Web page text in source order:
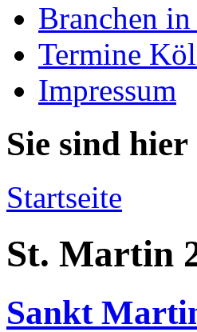
Branchen
Termine
Impressum
Sie sind hier
Startseite
St. Martin
Sankt